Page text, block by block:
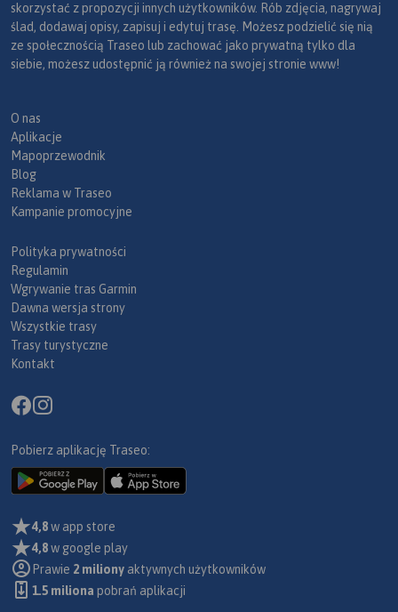
skorzystać z propozycji innych użytkowników. Rób zdjęcia, nagrywaj
ślad, dodawaj opisy, zapisuj i edytuj trasę. Możesz podzielić się nią
ze społecznością Traseo lub zachować jako prywatną tylko dla
siebie, możesz udostępnić ją również na swojej stronie www!
O nas
Aplikacje
Mapoprzewodnik
Blog
Reklama w Traseo
Kampanie promocyjne
Polityka prywatności
Regulamin
Wgrywanie tras Garmin
Dawna wersja strony
Wszystkie trasy
Trasy turystyczne
Kontakt
Pobierz aplikację Traseo:
4,8w app store
4,8w google play
Prawie 2 miliony aktywnych użytkowników
1.5 miliona pobrań aplikacji